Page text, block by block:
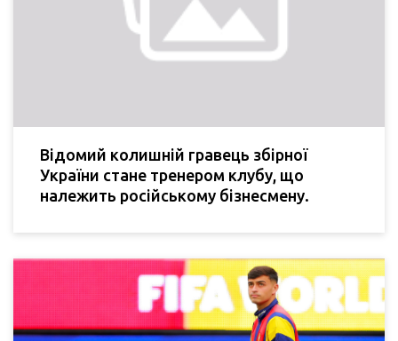
Відомий колишній гравець збірної
України стане тренером клубу, що
належить російському бізнесмену.